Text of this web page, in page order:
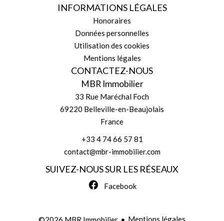
INFORMATIONS LÉGALES
Honoraires
Données personnelles
Utilisation des cookies
Mentions légales
CONTACTEZ-NOUS
MBR Immobilier
33 Rue Maréchal Foch
69220 Belleville-en-Beaujolais
France
+33 4 74 66 57 81
contact@mbr-immobilier.com
SUIVEZ-NOUS SUR LES RÉSEAUX
Facebook
Mentions légales